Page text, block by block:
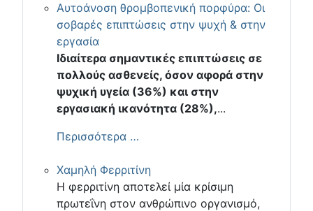
Αυτοάνοση θρομβοπενική πορφύρα: Οι
σοβαρές επιπτώσεις στην ψυχή & στην
εργασία
Ιδιαίτερα σημαντικές επιπτώσεις σε
πολλούς ασθενείς, όσον αφορά στην
ψυχική υγεία (36%) και στην
εργασιακή ικανότητα (28%),...
Περισσότερα …
Χαμηλή Φερριτίνη
Η φερριτίνη αποτελεί μία κρίσιμη
πρωτεΐνη στον ανθρώπινο οργανισμό,